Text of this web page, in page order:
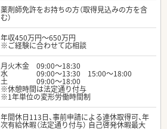
薬剤師免許をお持ちの方（取得見込みの方を含
む）
年収450万円～650万円
※ご経験に合わせて応相談
月火木金 09:00～18:30
水 09:00～13:30 15:00～18:00
土 09:00～18:00
※休憩時間は法定通り付与
※1年単位の変形労働時間制
年間休日113日、事前申請による連休取得可、年
次有給休暇（法定通り付与） 自己啓発休暇最大